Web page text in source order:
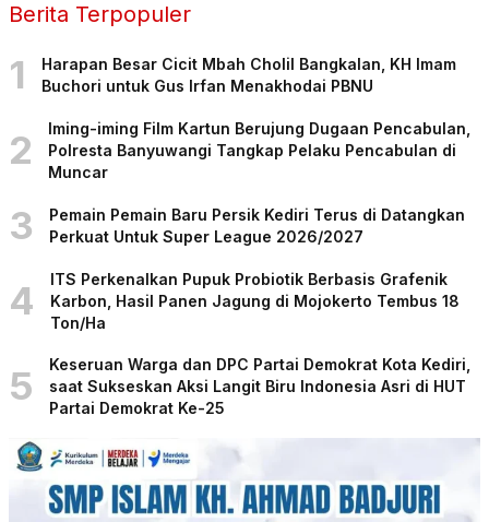
Berita Terpopuler
1
Harapan Besar Cicit Mbah Cholil Bangkalan, KH Imam
Buchori untuk Gus Irfan Menakhodai PBNU
2
Iming-iming Film Kartun Berujung Dugaan Pencabulan,
Polresta Banyuwangi Tangkap Pelaku Pencabulan di
Muncar
3
Pemain Pemain Baru Persik Kediri Terus di Datangkan
Perkuat Untuk Super League 2026/2027
4
ITS Perkenalkan Pupuk Probiotik Berbasis Grafenik
Karbon, Hasil Panen Jagung di Mojokerto Tembus 18
Ton/Ha
5
Keseruan Warga dan DPC Partai Demokrat Kota Kediri,
saat Sukseskan Aksi Langit Biru Indonesia Asri di HUT
Partai Demokrat Ke-25